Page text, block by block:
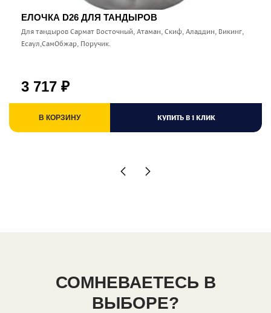
ЕЛОЧКА D26 ДЛЯ ТАНДЫРОВ
Для тандыров Сармат Восточный, Атаман, Скиф, Аладдин, Викинг,
Есаул,СамОбжар, Поручик.
3 717 ₽
В КОРЗИНУ КУПИТЬ В 1 КЛИК
СОМНЕВАЕТЕСЬ В
ВЫБОРЕ?